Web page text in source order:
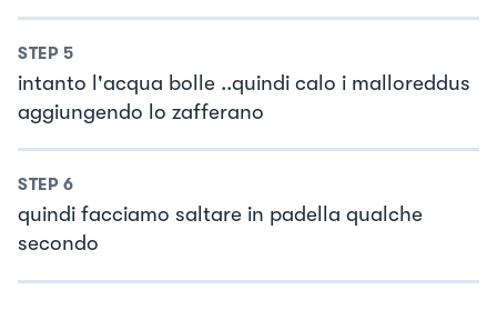
STEP 5
intanto l'acqua bolle ..quindi calo i malloreddus
aggiungendo lo zafferano
STEP 6
quindi facciamo saltare in padella qualche
secondo